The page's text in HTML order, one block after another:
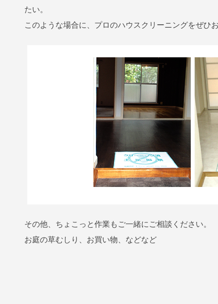
たい。
このような場合に、プロのハウスクリーニングをぜひ
その他、ちょこっと作業もご一緒にご相談ください。
お庭の草むしり、お買い物、などなど